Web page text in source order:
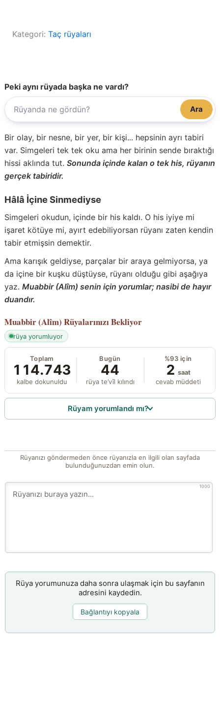
Kategori: Taç rüyaları
Peki aynı rüyada başka ne vardı?
Ara
Bir olay, bir nesne, bir yer, bir kişi... hepsinin ayrı tabiri
var. Simgeleri tek tek oku ama her birinin sende bıraktığı
hissi aklında tut. Sonunda içinde kalan o tek his, rüyanın
gerçek tabiridir.
Hâlâ İçine Sinmediyse
Simgeleri okudun, içinde bir his kaldı. O his iyiye mi
işaret kötüye mi, ayırt edebiliyorsan rüyanı zaten kendin
tabir etmişsin demektir.
Ama karışık geldiyse, parçalar bir araya gelmiyorsa, ya
da içine bir kuşku düştüyse, rüyanı olduğu gibi aşağıya
yaz. Muabbir (Alîm) senin için yorumlar; nasibi de hayır
duandır.
Muabbir (Alîm) Rüyalarınızı Bekliyor
rüya yorumluyor
Toplam
114.743
kalbe dokunuldu
Bugün
44
rüya te’vîl kılındı
%93 için
2 saat
cevab müddeti
Rüyam yorumlandı mı?
Rüyanızı göndermeden önce rüyanızla en ilgili olan sayfada
bulunduğunuzdan emin olun.
1000
Rüya yorumunuza daha sonra ulaşmak için bu sayfanın
adresini kaydedin.
Bağlantıyı kopyala